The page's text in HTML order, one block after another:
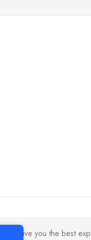
we give you the best